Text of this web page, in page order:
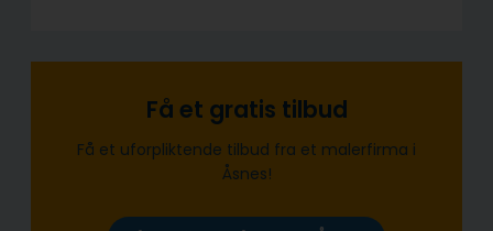
Få et gratis tilbud
Få et uforpliktende tilbud fra et malerfirma i
Åsnes!